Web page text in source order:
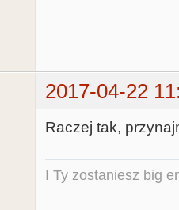
2017-04-22
Raczej tak,
I Ty zostaniesz big